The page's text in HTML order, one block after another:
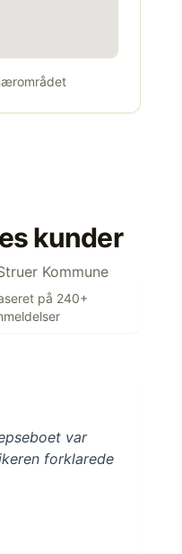
kunder
Kommune
på 240+
var
forklarede